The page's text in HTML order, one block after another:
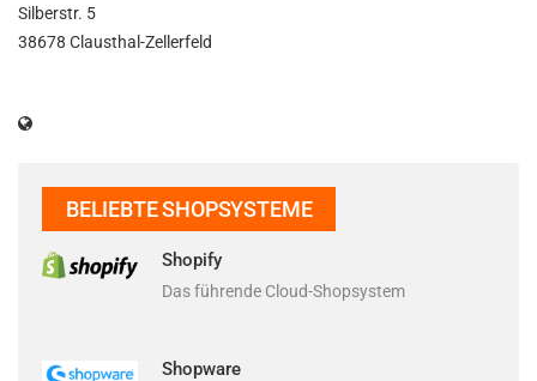
Silberstr. 5
38678 Clausthal-Zellerfeld
BELIEBTE SHOPSYSTEME
Shopify
Das führende Cloud-Shopsystem
Shopware